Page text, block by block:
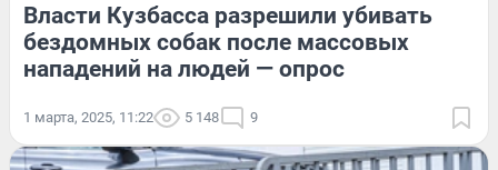
Власти Кузбасса разрешили убивать
бездомных собак после массовых
нападений на людей — опрос
1 марта, 2025, 11:22 5 148 9